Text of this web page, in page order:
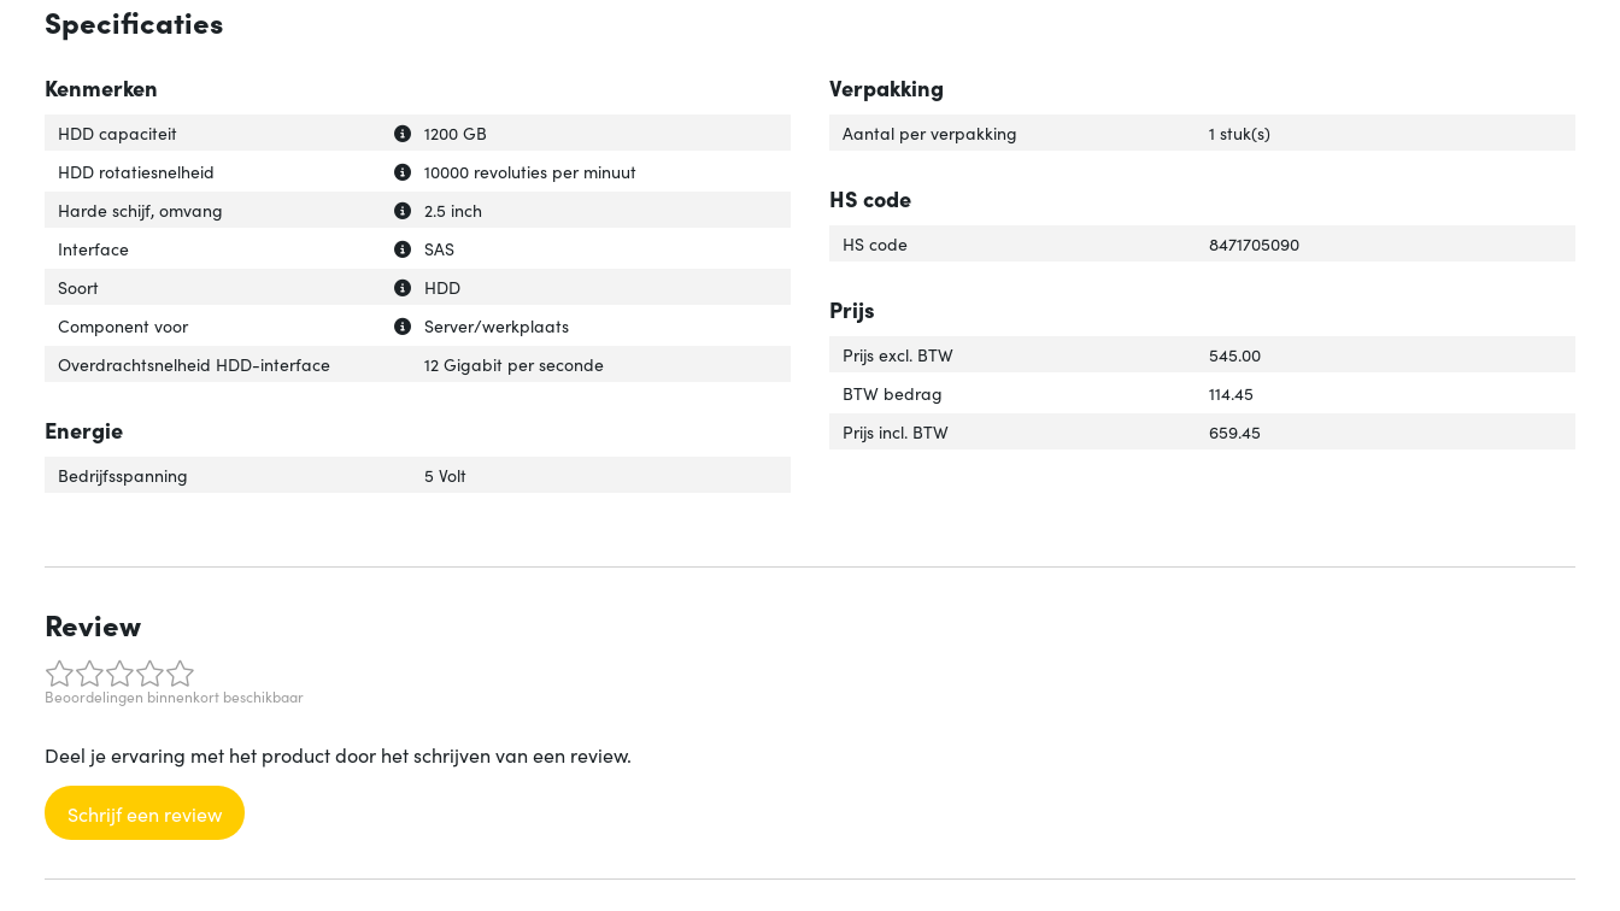
Specificaties
Kenmerken
Uitleg over 'HDD capaciteit'
Verberg uitleg over 'HDD capaciteit'
HDD capaciteit
1200 GB
Uitleg over 'HDD rotatiesnelheid'
Verberg uitleg over 'HDD rotatiesnelheid'
HDD rotatiesnelheid
10000 revoluties per minuut
Uitleg over 'Harde schijf, omvang'
Verberg uitleg over 'Harde schijf, omvang'
Harde schijf, omvang
2.5 inch
Uitleg over 'Interface'
Verberg uitleg over 'Interface'
Interface
SAS
Uitleg over 'Soort'
Verberg uitleg over 'Soort'
Soort
HDD
Uitleg over 'Component voor'
Verberg uitleg over 'Component voor'
Component voor
Server/werkplaats
Overdrachtsnelheid HDD-interface
12 Gigabit per seconde
Energie
Bedrijfsspanning 5 Volt
Verpakking
Aantal per verpakking 1 stuk(s)
HS code
HS code 8471705090
Prijs
Prijs excl. BTW
545.00
BTW bedrag
114.45
Prijs incl. BTW
659.45
Review
Beoordelingen binnenkort beschikbaar
Deel je ervaring met het product door het schrijven van een review.
Schrijf een review